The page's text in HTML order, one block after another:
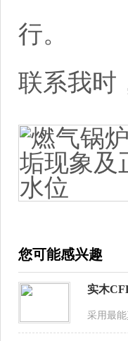
行。
联系我时
您可能感兴趣
实木
采用最